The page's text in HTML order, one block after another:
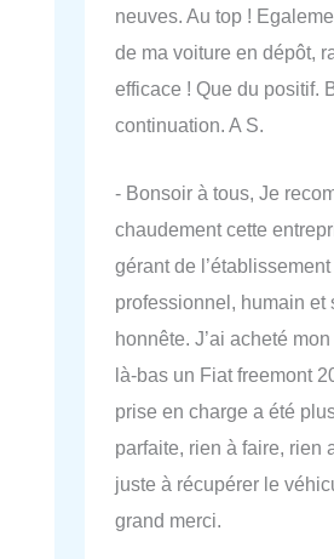
neuves. Au top !
de ma voiture en dépôt,
efficace ! Que du positif.
continuation. A S.
- Bonsoir à tous, Je
chaudement cette
gérant de
professionnel, humain et
honnête. J’ai acheté
là-bas un Fiat freemont
prise en charge a été
parfaite, rien à faire, rien
juste à récupérer le
grand merci.